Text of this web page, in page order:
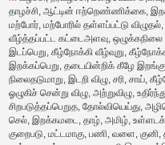
தாழச்சி, ஆட்டின் ஈற்றெண்ணிக்கை,
மற்போர், மற்போரில் தள்ளப்பட்டு விழுதல்,
வீழ்த்தப்பட்ட கட்டைஅளவு, ஒழுக்கநிலை
இடப்பெறு, கீழ்நோக்கி வீழ்வுறு,
இறக்கப்பெறு, தடையின்றிக் கீழே இறங்கு,
நிலைதடுமாறு, இடறி விழு, சரி, சாய்,
ஓழுகிச் சென்று விழு, அற்றுவிழு,
சிறபடுத்தப்பெறுத, தோல்வியெய்து,
செல், இறக்கமடை, தாழ், அமிழ்,
குறைபடு, மட்டமாகு, பணி, வளை,